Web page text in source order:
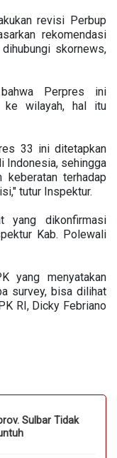
revisi Perbup
rekomendasi
skornews,
bahwa Perpres ini
ke wilayah, hal itu
33 ini ditetapkan
Indonesia, sehingga
keberatan terhadap
tutur Inspektur.
yang dikonfirmasi
Kab. Polewali
yang menyatakan
survey, bisa dilihat
RI, Dicky Febriano
Sulbar Tidak